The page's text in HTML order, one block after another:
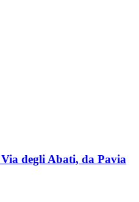
degli Abati, da Pavia